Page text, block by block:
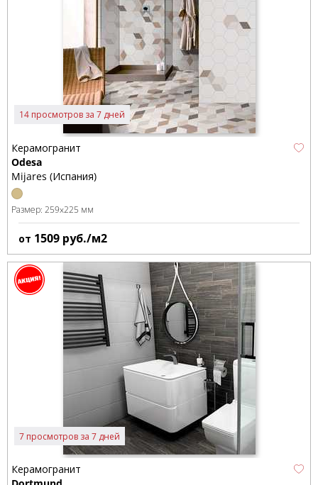
14 просмотров за 7 дней
Керамогранит
Odesa
Mijares (Испания)
Размер: 259x225 мм
от 1509 руб./м2
7 просмотров за 7 дней
Керамогранит